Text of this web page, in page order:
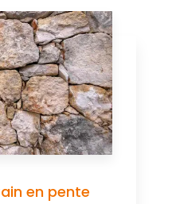
en pente